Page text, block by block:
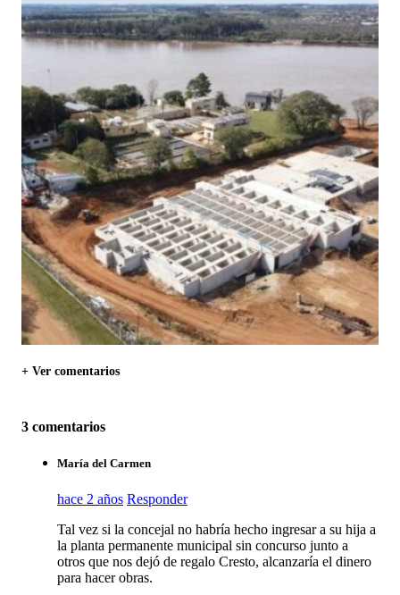
+ Ver comentarios
3 comentarios
María del Carmen
hace 2 años Responder
Tal vez si la concejal no habría hecho ingresar a su hija a
la planta permanente municipal sin concurso junto a
otros que nos dejó de regalo Cresto, alcanzaría el dinero
para hacer obras.